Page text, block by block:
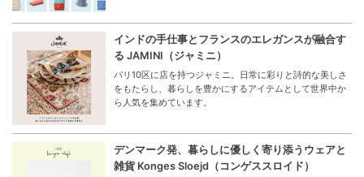
インドの手仕事とフランスのエレガンスが融合す
る JAMINI（ジャミニ）
パリ10区に店を持つジャミニ。日常に彩りと詩的な美しさ
をもたらし、暮らしを豊かにするアイテムとして世界中か
ら人気を集めています。
デンマーク発、暮らしに優しく寄り添うウェアと
雑貨 Konges Sloejd（コンゲススロイド）